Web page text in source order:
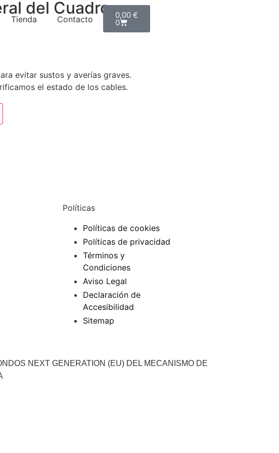
Tienda Contacto 0,00 €
0
del Cuadro
evitar sustos y averías graves.
el estado de los cables.
Políticas
Políticas de cookies
Políticas de privacidad
Términos y
Condiciones
Aviso Legal
Declaración de
Accesibilidad
Sitemap
NEXT GENERATION (EU) DEL MECANISMO DE